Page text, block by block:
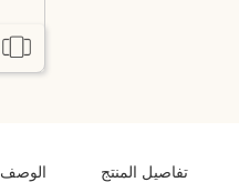
تفاصيل المنتج الوصف